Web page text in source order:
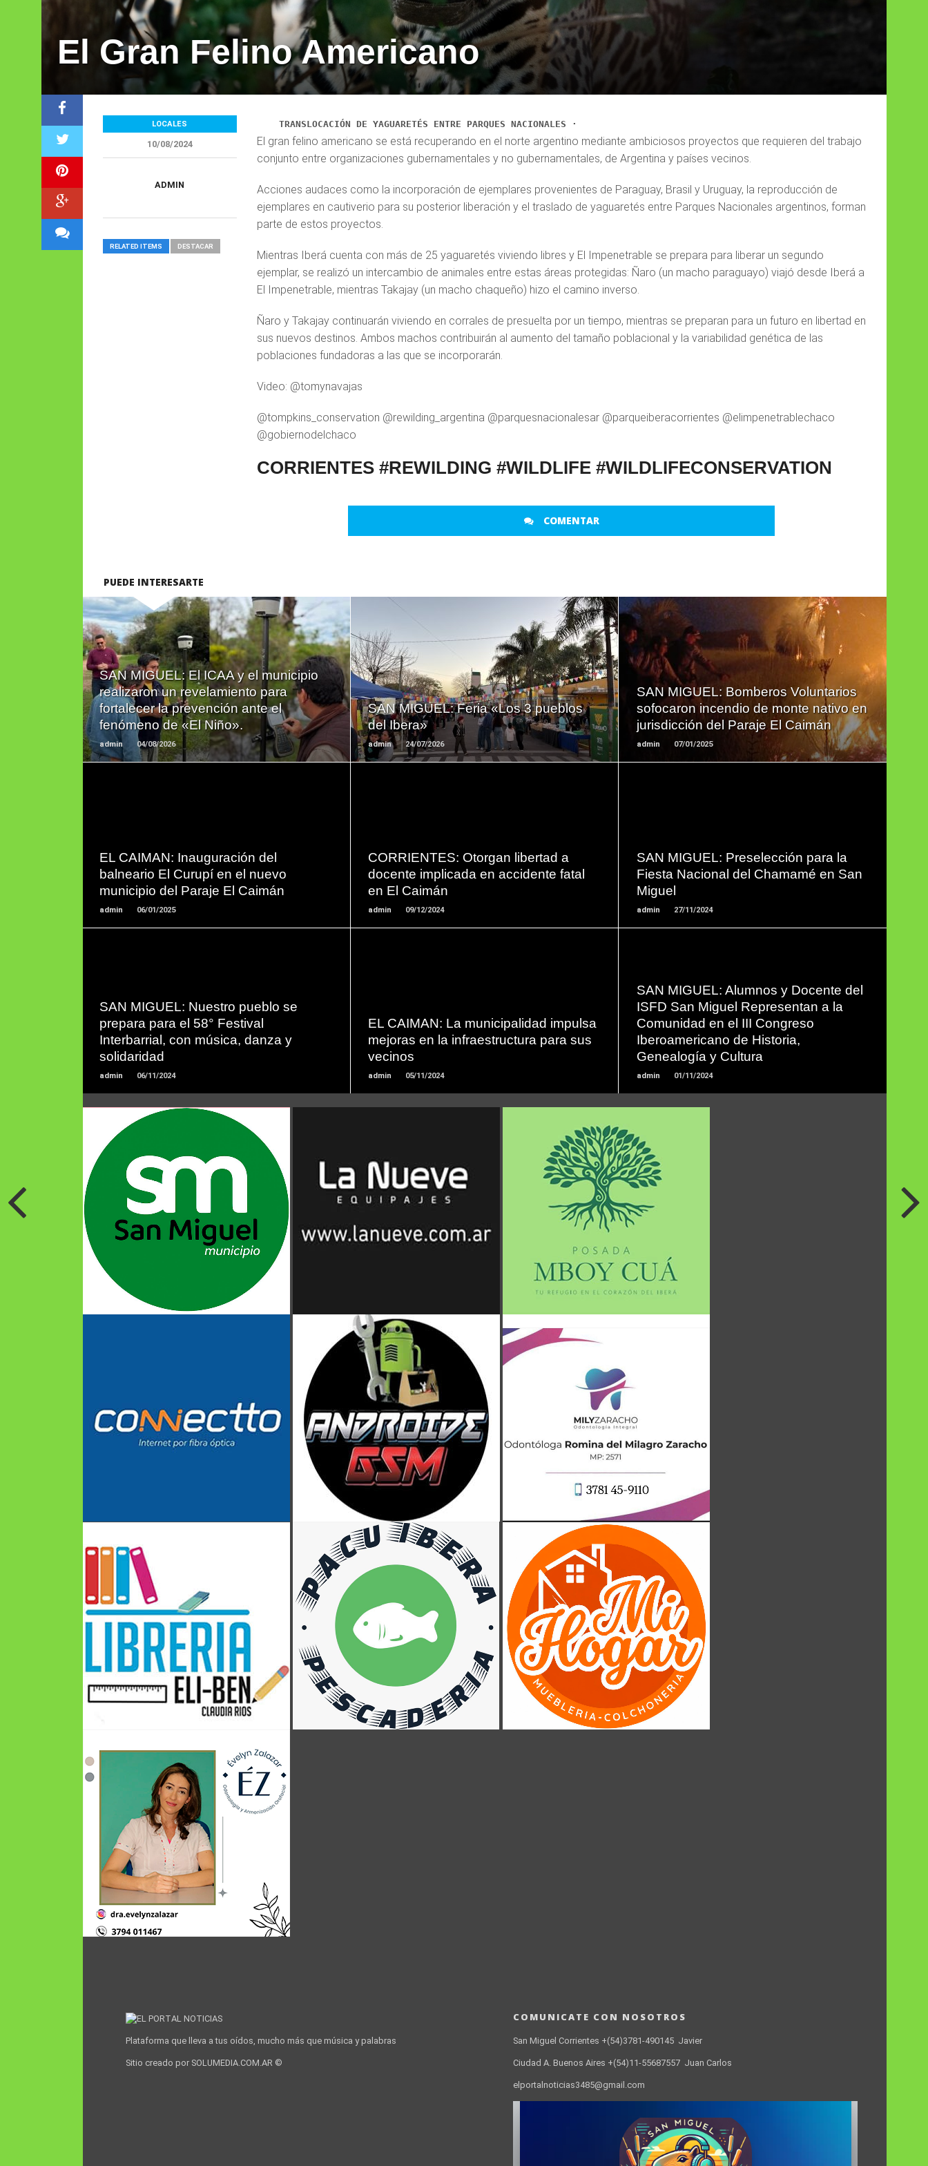
El Gran Felino Americano
TRANSLOCACIÓN DE YAGUARETÉS ENTRE PARQUES NACIONALES ·
El gran felino americano se está recuperando en el norte argentino mediante ambiciosos proyectos que requieren del trabajo
conjunto entre organizaciones gubernamentales y no gubernamentales, de Argentina y países vecinos.
Acciones audaces como la incorporación de ejemplares provenientes de Paraguay, Brasil y Uruguay, la reproducción de
ejemplares en cautiverio para su posterior liberación y el traslado de yaguaretés entre Parques Nacionales argentinos, forman
parte de estos proyectos.
Mientras Iberá cuenta con más de 25 yaguaretés viviendo libres y El Impenetrable se prepara para liberar un segundo
ejemplar, se realizó un intercambio de animales entre estas áreas protegidas: Ñaro (un macho paraguayo) viajó desde Iberá a
El Impenetrable, mientras Takajay (un macho chaqueño) hizo el camino inverso.
Ñaro y Takajay continuarán viviendo en corrales de presuelta por un tiempo, mientras se preparan para un futuro en libertad en
sus nuevos destinos. Ambos machos contribuirán al aumento del tamaño poblacional y la variabilidad genética de las
poblaciones fundadoras a las que se incorporarán.
Video: @tomynavajas
@tompkins_conservation @rewilding_argentina @parquesnacionalesar @parqueiberacorrientes @elimpenetrablechaco
@gobiernodelchaco
CORRIENTES #REWILDING #WILDLIFE #WILDLIFECONSERVATION
COMENTAR
LOCALES
10/08/2024
ADMIN
RELATED ITEMS DESTACAR
PUEDE INTERESARTE
SAN MIGUEL: El ICAA y el municipio
realizaron un revelamiento para
fortalecer la prevención ante el
fenómeno de «El Niño».
admin 04/08/2026
LEER
MAS
SAN MIGUEL: Feria «Los 3 pueblos
del Ibera»
admin 24/07/2026
LEER
MAS
SAN MIGUEL: Bomberos Voluntarios
sofocaron incendio de monte nativo en
jurisdicción del Paraje El Caimán
admin 07/01/2025
EL CAIMAN: Inauguración del
balneario El Curupí en el nuevo
municipio del Paraje El Caimán
admin 06/01/2025
CORRIENTES: Otorgan libertad a
docente implicada en accidente fatal
en El Caimán
admin 09/12/2024
SAN MIGUEL: Preselección para la
Fiesta Nacional del Chamamé en San
Miguel
admin 27/11/2024
SAN MIGUEL: Nuestro pueblo se
prepara para el 58° Festival
Interbarrial, con música, danza y
solidaridad
admin 06/11/2024
MAS
EL CAIMAN: La municipalidad impulsa
mejoras en la infraestructura para sus
vecinos
admin 05/11/2024
SAN MIGUEL: Alumnos y Docente del
ISFD San ​​Miguel Representan a la
Comunidad en el III Congreso
Iberoamericano de Historia,
Genealogía y Cultura
admin 01/11/2024
LEER
MAS
Plataforma que lleva a tus oídos, mucho más que música y palabras
Sitio creado por SOLUMEDIA.COM.AR ©
COMUNICATE CON NOSOTROS
San Miguel Corrientes +(54)3781-490145 Javier
Ciudad A. Buenos Aires +(54)11-55687557 Juan Carlos
elportalnoticias3485@gmail.com